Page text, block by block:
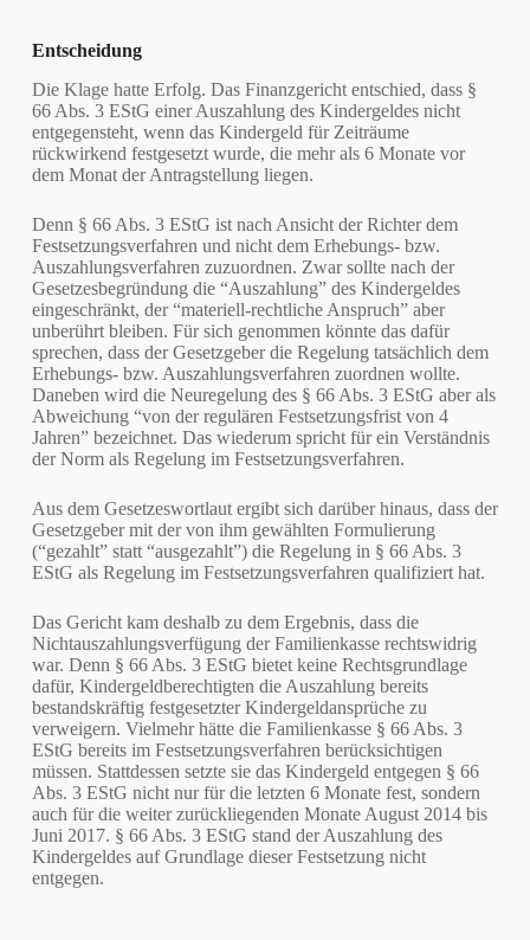
Entscheidung
Die Klage hatte Erfolg. Das Finanzgericht entschied, dass §
66 Abs. 3 EStG einer Auszahlung des Kindergeldes nicht
entgegensteht, wenn das Kindergeld für Zeiträume
rückwirkend festgesetzt wurde, die mehr als 6 Monate vor
dem Monat der Antragstellung liegen.
Denn § 66 Abs. 3 EStG ist nach Ansicht der Richter dem
Festsetzungsverfahren und nicht dem Erhebungs- bzw.
Auszahlungsverfahren zuzuordnen. Zwar sollte nach der
Gesetzesbegründung die “Auszahlung” des Kindergeldes
eingeschränkt, der “materiell-rechtliche Anspruch” aber
unberührt bleiben. Für sich genommen könnte das dafür
sprechen, dass der Gesetzgeber die Regelung tatsächlich dem
Erhebungs- bzw. Auszahlungsverfahren zuordnen wollte.
Daneben wird die Neuregelung des § 66 Abs. 3 EStG aber als
Abweichung “von der regulären Festsetzungsfrist von 4
Jahren” bezeichnet. Das wiederum spricht für ein Verständnis
der Norm als Regelung im Festsetzungsverfahren.
Aus dem Gesetzeswortlaut ergibt sich darüber hinaus, dass der
Gesetzgeber mit der von ihm gewählten Formulierung
(“gezahlt” statt “ausgezahlt”) die Regelung in § 66 Abs. 3
EStG als Regelung im Festsetzungsverfahren qualifiziert hat.
Das Gericht kam deshalb zu dem Ergebnis, dass die
Nichtauszahlungsverfügung der Familienkasse rechtswidrig
war. Denn § 66 Abs. 3 EStG bietet keine Rechtsgrundlage
dafür, Kindergeldberechtigten die Auszahlung bereits
bestandskräftig festgesetzter Kindergeldansprüche zu
verweigern. Vielmehr hätte die Familienkasse § 66 Abs. 3
EStG bereits im Festsetzungsverfahren berücksichtigen
müssen. Stattdessen setzte sie das Kindergeld entgegen § 66
Abs. 3 EStG nicht nur für die letzten 6 Monate fest, sondern
auch für die weiter zurückliegenden Monate August 2014 bis
Juni 2017. § 66 Abs. 3 EStG stand der Auszahlung des
Kindergeldes auf Grundlage dieser Festsetzung nicht
entgegen.